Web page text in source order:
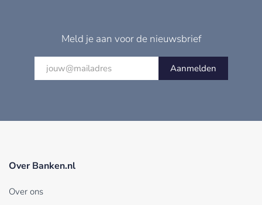
Meld je aan voor de nieuwsbrief
Aanmelden
Over Banken.nl
Over ons